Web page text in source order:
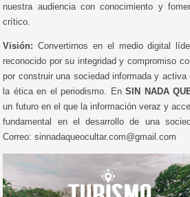
nuestra audiencia con conocimiento y
crítico.
Visión: Convertirnos en el medio digital
reconocido por su integridad y compromiso
por construir una sociedad informada y
la ética en el periodismo. EnSIN NADA
un futuro en el que la información veraz y
fundamental en el desarrollo de una
Correo: sinnadaqueocultar.com@gmail.com